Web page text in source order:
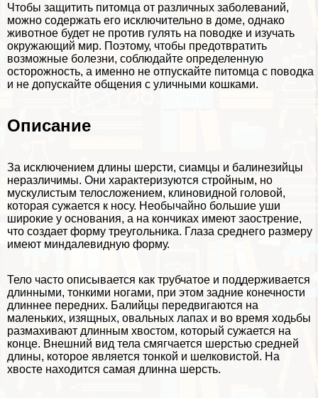
Чтобы защитить питомца от различных заболеваний,
можно содержать его исключительно в доме, однако
животное будет не против гулять на поводке и изучать
окружающий мир. Поэтому, чтобы предотвратить
возможные болезни, соблюдайте определенную
осторожность, а именно не отпускайте питомца с поводка
и не допускайте общения с уличными кошками.
Описание
За исключением длины шерсти, сиамцы и балинезийцы
неразличимы. Они хаpaктеризуются стройным, но
мускулистым телосложением, клиновидной головой,
которая сужается к носу. Необычайно большие уши
широкие у основания, а на кончиках имеют заострение,
что создает форму треугольника. Глаза среднего размеру
имеют миндалевидную форму.
Тело часто описывается как трубчатое и поддерживается
длинными, тонкими ногами, при этом задние конечности
длиннее передних. Балийцы передвигаются на
маленьких, изящных, овальных лапах и во время ходьбы
размахивают длинным хвостом, который сужается на
конце. Внешний вид тела смягчается шерстью средней
длины, которое является тонкой и шелковистой. На
хвосте находится самая длинна шерсть.